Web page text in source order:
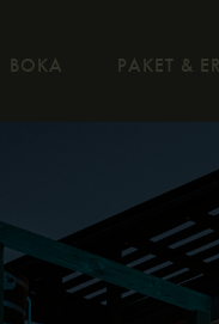
BOKA PAKET &